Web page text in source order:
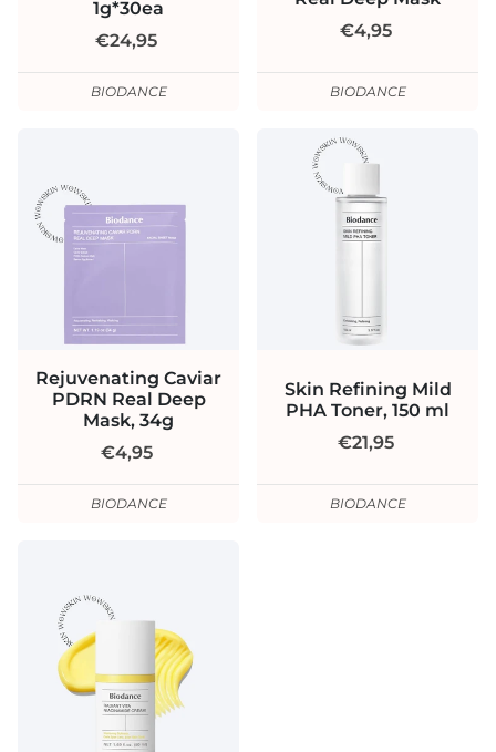
1g*30ea
€24,95
BIODANCE
€4,95
BIODANCE
Rejuvenating Caviar
PDRN Real Deep
Mask, 34g
€4,95
BIODANCE
Skin Refining Mild
PHA Toner, 150 ml
€21,95
BIODANCE